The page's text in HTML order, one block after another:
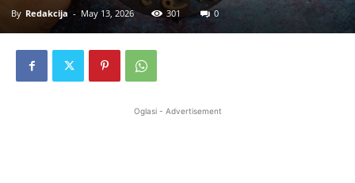
By Redakcija - May 13, 2026 301 0
Oglasi - Advertisement